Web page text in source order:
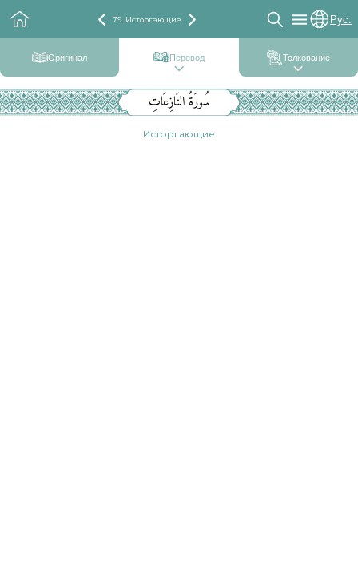
79. Исторгающие Рус.
Оригинал Перевод Толкование
سُورَةُ النَازِعَاتِ
Исторгающие